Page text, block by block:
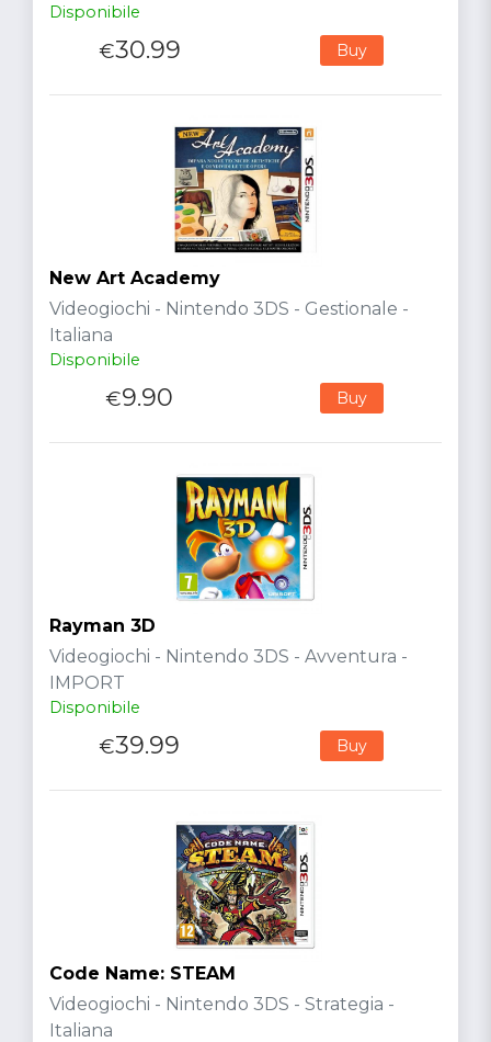
Disponibile
€30.99 Buy
New Art Academy
Videogiochi - Nintendo 3DS - Gestionale -
Italiana
Disponibile
€9.90 Buy
Rayman 3D
Videogiochi - Nintendo 3DS - Avventura -
IMPORT
Disponibile
€39.99 Buy
Code Name: STEAM
Videogiochi - Nintendo 3DS - Strategia -
Italiana